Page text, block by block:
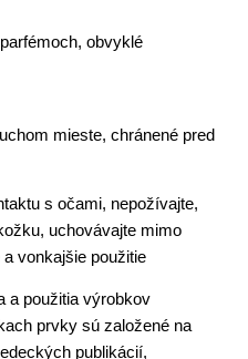
obvyklé
mieste, chránené pred
s očami, nepožívajte,
uchovávajte mimo
vonkajšie použitie
a použitia výrobkov
prvky sú založené na
publikácií,